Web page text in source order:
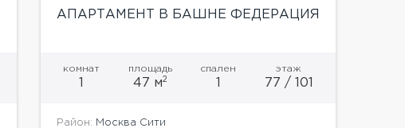
АПАРТАМЕНТ В БАШНЕ ФЕДЕРАЦИЯ
комнат
1
площадь
47 м2
спален
1
этаж
77 / 101
Район: Москва Сити